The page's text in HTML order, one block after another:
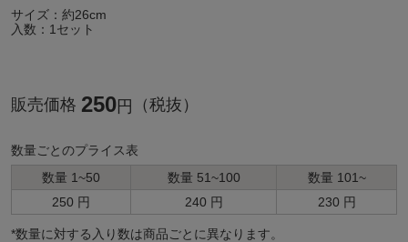
サイズ：約26cm
入数：1セット
販売価格 250円 （税抜）
数量ごとのプライス表
数量 1~50
数量 51~100
数量 101~
250 円
240 円 230 円
*数量に対する⼊り数は商品ごとに異なります。